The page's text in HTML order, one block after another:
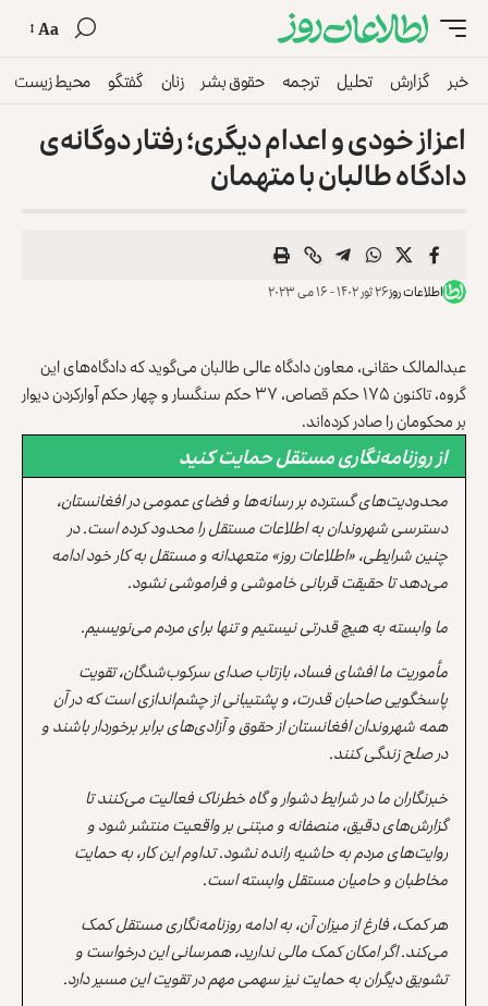
Aa
خبر گزارش تحلیل ترجمه حقوق بشر زنان گفتگو محیط زیست
اعزاز خودی و اعدام دیگری؛ رفتار دوگانه‌ی
دادگاه طالبان با متهمان
اطلاعات روز۲۶ ثور ۱۴۰۲ - ۱۶ می ۲۰۲۳
عبدالمالک حقانی، معاون دادگاه عالی طالبان می‌گوید که دادگاه‌های این
گروه، تاکنون ۱۷۵ حکم قصاص، ۳۷ حکم سنگسار و چهار حکم آوارکردن دیوار
بر محکومان را صادر کرده‌اند.
از روزنامه‌نگاری مستقل حمایت کنید
محدودیت‌های گسترده بر رسانه‌ها و فضای عمومی در افغانستان،
دسترسی شهروندان به اطلاعات مستقل را محدود کرده است. در
چنین شرایطی، «اطلاعات روز» متعهدانه و مستقل به کار خود ادامه
می‌دهد تا حقیقت قربانی خاموشی و فراموشی نشود.
ما وابسته به هیچ قدرتی نیستیم و تنها برای مردم می‌نویسیم.
مأموریت ما افشای فساد، بازتاب صدای سرکوب‌شدگان، تقویت
پاسخگویی صاحبان قدرت، و پشتیبانی از چشم‌اندازی است که در آن
همه شهروندان افغانستان از حقوق و آزادی‌های برابر برخوردار باشند و
در صلح زندگی کنند.
خبرنگاران ما در شرایط دشوار و گاه خطرناک فعالیت می‌کنند تا
گزارش‌های دقیق، منصفانه و مبتنی بر واقعیت منتشر شود و
روایت‌های مردم به حاشیه رانده نشود. تداوم این کار، به حمایت
مخاطبان و حامیان مستقل وابسته است.
هر کمک، فارغ از میزان آن، به ادامه روزنامه‌نگاری مستقل کمک
می‌کند. اگر امکان کمک مالی ندارید، همرسانی این درخواست و
تشویق دیگران به حمایت نیز سهمی مهم در تقویت این مسیر دارد.